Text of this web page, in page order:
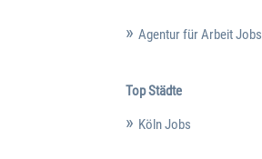
Agentur für Arbeit Jobs
Top Städte
Köln Jobs